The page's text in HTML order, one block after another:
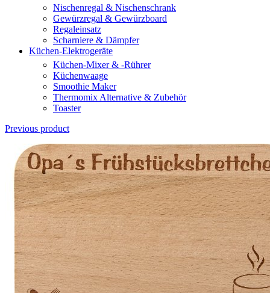
Nischenregal & Nischenschrank
Gewürzregal & Gewürzboard
Regaleinsatz
Scharniere & Dämpfer
Küchen-Elektrogeräte
Küchen-Mixer & -Rührer
Küchenwaage
Smoothie Maker
Thermomix Alternative & Zubehör
Toaster
Previous product